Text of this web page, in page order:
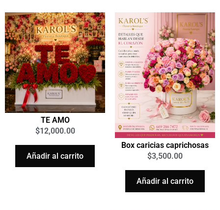
TE AMO
$12,000.00
Añadir al carrito
Box caricias caprichosas
$3,500.00
Añadir al carrito